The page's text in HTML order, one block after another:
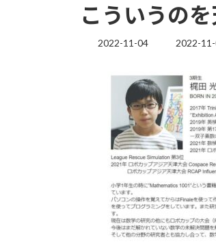
こういうの
2022-11-04
最
新
日
時
:
2022-